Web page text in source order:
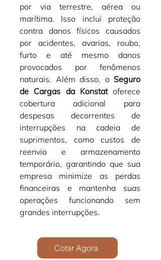
por via terrestre, aérea ou
marítima. Isso inclui proteção
contra danos físicos causados
por acidentes, avarias, roubo,
furto e até mesmo danos
provocados por fenômenos
naturais. Além disso, o Seguro
de Cargas da Konstat oferece
cobertura adicional para
despesas decorrentes de
interrupções na cadeia de
suprimentos, como custos de
reenvio e armazenamento
temporário, garantindo que sua
empresa minimize as perdas
financeiras e mantenha suas
operações funcionando sem
grandes interrupções.
Cotar Agora